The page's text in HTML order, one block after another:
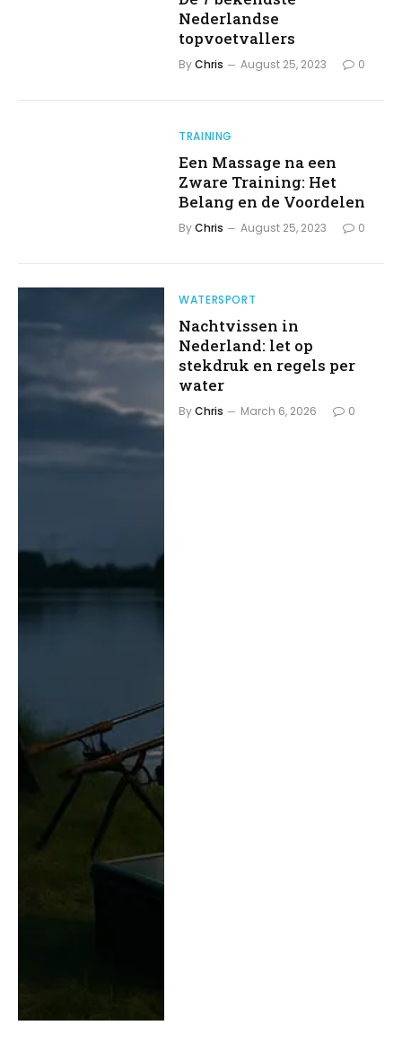
Nederlandse
topvoetvallers
ByChris August 25, 2023 0
TRAINING
Een Massage na een
Zware Training: Het
Belang en de Voordelen
ByChris August 25, 2023 0
WATERSPORT
Nachtvissen in
Nederland: let op
stekdruk en regels per
water
ByChris March 6, 2026 0